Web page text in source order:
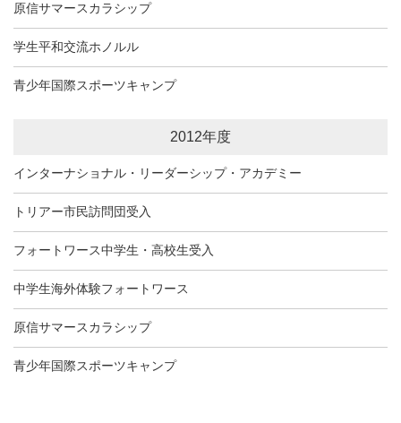
原信サマースカラシップ
学生平和交流ホノルル
青少年国際スポーツキャンプ
2012年度
インターナショナル・リーダーシップ・アカデミー
トリアー市民訪問団受入
フォートワース中学生・高校生受入
中学生海外体験フォートワース
原信サマースカラシップ
青少年国際スポーツキャンプ